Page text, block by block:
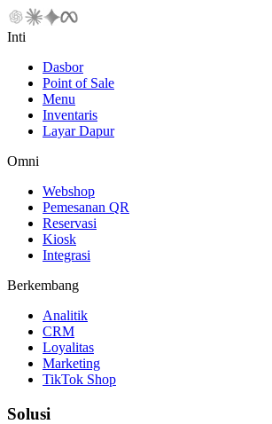
Inti
Dasbor
Point of Sale
Menu
Inventaris
Layar Dapur
Omni
Webshop
Pemesanan QR
Reservasi
Kiosk
Integrasi
Berkembang
Analitik
CRM
Loyalitas
Marketing
TikTok Shop
Solusi